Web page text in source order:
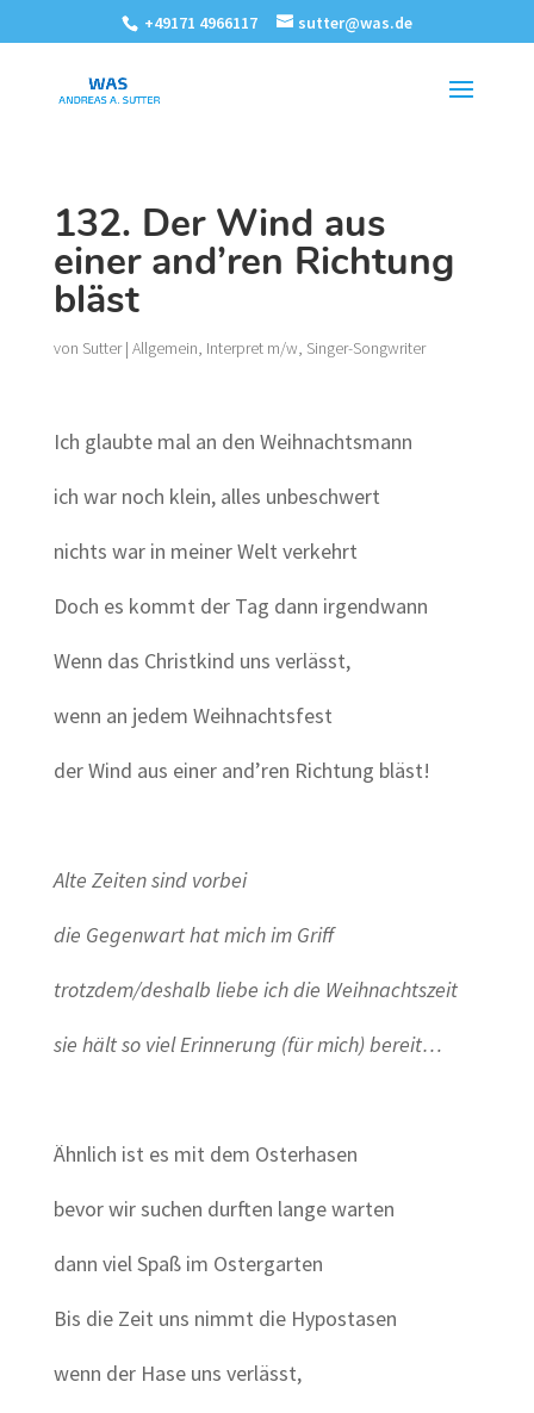
+49171 4966117 sutter@was.de
132. Der Wind aus
einer and’ren Richtung
bläst
von Sutter| Allgemein, Interpret m/w, Singer-Songwriter
Ich glaubte mal an den Weihnachtsmann
ich war noch klein, alles unbeschwert
nichts war in meiner Welt verkehrt
Doch es kommt der Tag dann irgendwann
Wenn das Christkind uns verlässt,
wenn an jedem Weihnachtsfest
der Wind aus einer and’ren Richtung bläst!
Alte Zeiten sind vorbei
die Gegenwart hat mich im Griff
trotzdem/deshalb liebe ich die Weihnachtszeit
sie hält so viel Erinnerung (für mich) bereit…
Ähnlich ist es mit dem Osterhasen
bevor wir suchen durften lange warten
dann viel Spaß im Ostergarten
Bis die Zeit uns nimmt die Hypostasen
wenn der Hase uns verlässt,